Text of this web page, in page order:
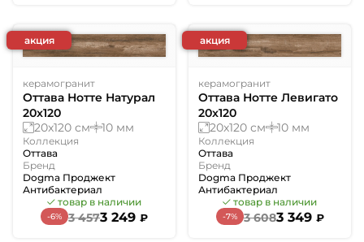
акция
керамогранит
Оттава Нотте Натурал
20x120
20x120 см
10 мм
Коллекция
Оттава
Бренд
Dogma Проджект
Антибактериал
товар в наличии
-6% 3 4573 249 ₽
акция
керамогранит
Оттава Нотте Левигато
20x120
20x120 см
10 мм
Коллекция
Оттава
Бренд
Dogma Проджект
Антибактериал
товар в наличии
-7% 3 6083 349 ₽